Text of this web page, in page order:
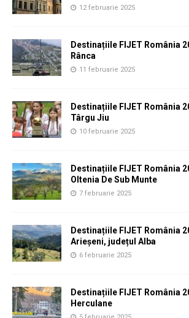
12 februarie 2025
Destinațiile FIJET România
Rânca
11 februarie 2025
Destinațiile FIJET România
Târgu Jiu
10 februarie 2025
Destinațiile FIJET România
Oltenia De Sub Munte
7 februarie 2025
Destinațiile FIJET România
Arieșeni, județul Alba
6 februarie 2025
Destinațiile FIJET România
Herculane